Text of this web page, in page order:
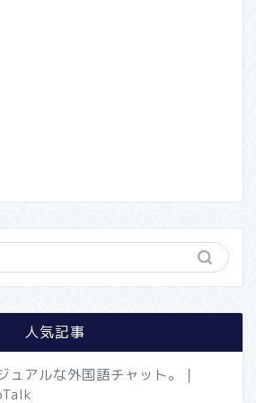
人気記事
ュアルな外国語チャット。｜